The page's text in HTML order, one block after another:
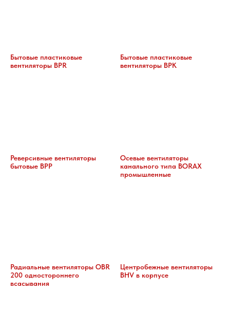
Бытовые пластиковые
вентиляторы BPR
Бытовые пластиковые
вентиляторы BPK
Реверсивные вентиляторы
бытовые BPP
Осевые вентиляторы
канального типа BORAX
промышленные
Радиальные вентиляторы OBR
200 одностороннего
всасывания
Центробежные вентиляторы
BHV в корпусе